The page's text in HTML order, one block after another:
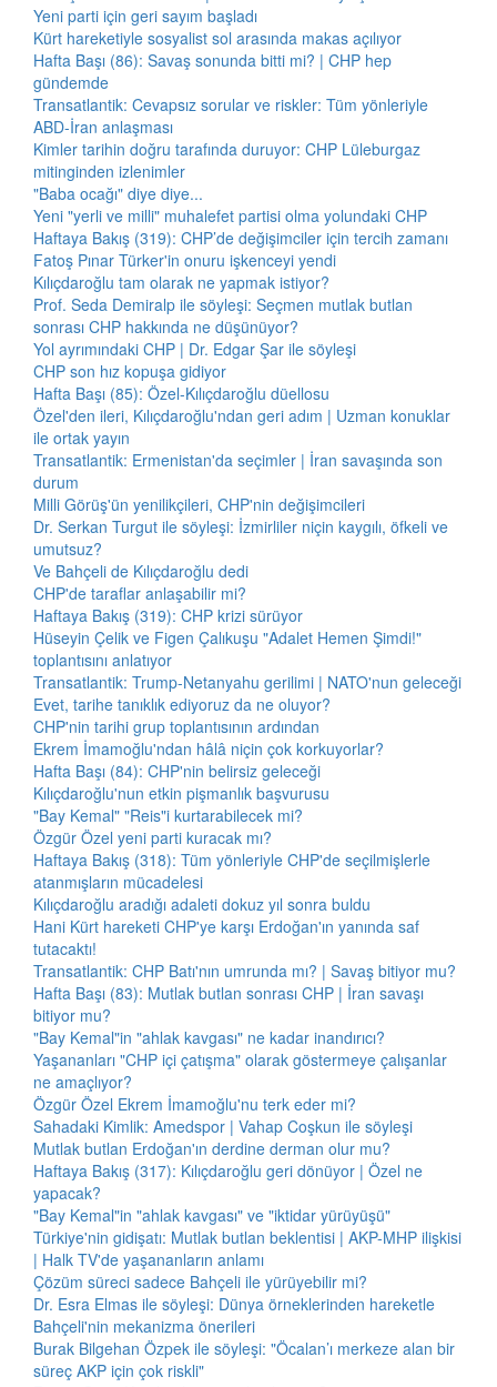
Yeni parti için geri sayım başladı
Kürt hareketiyle sosyalist sol arasında makas açılıyor
Hafta Başı (86): Savaş sonunda bitti mi? | CHP hep
gündemde
Transatlantik: Cevapsız sorular ve riskler: Tüm yönleriyle
ABD-İran anlaşması
Kimler tarihin doğru tarafında duruyor: CHP Lüleburgaz
mitinginden izlenimler
"Baba ocağı" diye diye...
Yeni "yerli ve milli" muhalefet partisi olma yolundaki CHP
Haftaya Bakış (319): CHP’de değişimciler için tercih zamanı
Fatoş Pınar Türker'in onuru işkenceyi yendi
Kılıçdaroğlu tam olarak ne yapmak istiyor?
Prof. Seda Demiralp ile söyleşi: Seçmen mutlak butlan
sonrası CHP hakkında ne düşünüyor?
Yol ayrımındaki CHP | Dr. Edgar Şar ile söyleşi
CHP son hız kopuşa gidiyor
Hafta Başı (85): Özel-Kılıçdaroğlu düellosu
Özel'den ileri, Kılıçdaroğlu'ndan geri adım | Uzman konuklar
ile ortak yayın
Transatlantik: Ermenistan'da seçimler | İran savaşında son
durum
Milli Görüş'ün yenilikçileri, CHP'nin değişimcileri
Dr. Serkan Turgut ile söyleşi: İzmirliler niçin kaygılı, öfkeli ve
umutsuz?
Ve Bahçeli de Kılıçdaroğlu dedi
CHP'de taraflar anlaşabilir mi?
Haftaya Bakış (319): CHP krizi sürüyor
Hüseyin Çelik ve Figen Çalıkuşu "Adalet Hemen Şimdi!"
toplantısını anlatıyor
Transatlantik: Trump-Netanyahu gerilimi | NATO'nun geleceği
Evet, tarihe tanıklık ediyoruz da ne oluyor?
CHP'nin tarihi grup toplantısının ardından
Ekrem İmamoğlu'ndan hâlâ niçin çok korkuyorlar?
Hafta Başı (84): CHP'nin belirsiz geleceği
Kılıçdaroğlu'nun etkin pişmanlık başvurusu
"Bay Kemal" "Reis"i kurtarabilecek mi?
Özgür Özel yeni parti kuracak mı?
Haftaya Bakış (318): Tüm yönleriyle CHP'de seçilmişlerle
atanmışların mücadelesi
Kılıçdaroğlu aradığı adaleti dokuz yıl sonra buldu
Hani Kürt hareketi CHP'ye karşı Erdoğan'ın yanında saf
tutacaktı!
Transatlantik: CHP Batı'nın umrunda mı? | Savaş bitiyor mu?
Hafta Başı (83): Mutlak butlan sonrası CHP | İran savaşı
bitiyor mu?
"Bay Kemal"in "ahlak kavgası" ne kadar inandırıcı?
Yaşananları "CHP içi çatışma" olarak göstermeye çalışanlar
ne amaçlıyor?
Özgür Özel Ekrem İmamoğlu'nu terk eder mi?
Sahadaki Kimlik: Amedspor | Vahap Coşkun ile söyleşi
Mutlak butlan Erdoğan'ın derdine derman olur mu?
Haftaya Bakış (317): Kılıçdaroğlu geri dönüyor | Özel ne
yapacak?
"Bay Kemal"in "ahlak kavgası" ve "iktidar yürüyüşü"
Türkiye'nin gidişatı: Mutlak butlan beklentisi | AKP-MHP ilişkisi
| Halk TV'de yaşananların anlamı
Çözüm süreci sadece Bahçeli ile yürüyebilir mi?
Dr. Esra Elmas ile söyleşi: Dünya örneklerinden hareketle
Bahçeli'nin mekanizma önerileri
Burak Bilgehan Özpek ile söyleşi: "Öcalan’ı merkeze alan bir
süreç AKP için çok riskli"